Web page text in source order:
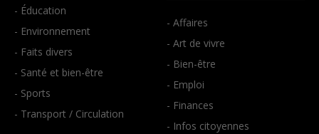
- Éducation
- Environnement
- Faits divers
- Santé et bien-être
- Sports
- Transport / Circulation
- Affaires
- Art de vivre
- Bien-être
- Emploi
- Finances
- Infos citoyennes